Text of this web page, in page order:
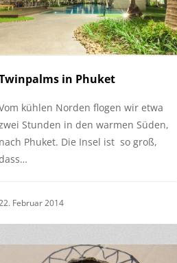
in Phuket
kühlen Norden flogen wir etwa
Stunden in den warmen Süden,
nach Phuket. Die Insel ist so groß,
Februar 2014